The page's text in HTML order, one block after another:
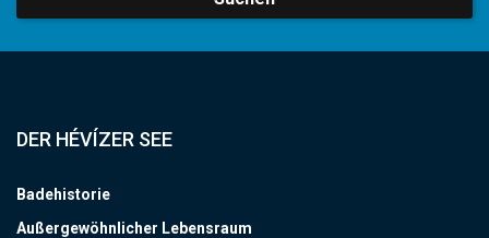
DER HÉVÍZER SEE
Badehistorie
Außergewöhnlicher Lebensraum